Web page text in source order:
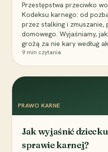
Przestępstwa przeciwko
Kodeksu karnego: od
przez stalking i zmuszanie,
domowego. Wyjaśniamy,
grożą za nie kary według
9 min czytania
PRAWO KARNE
Jak wyjaśnić
sprawie karnej?